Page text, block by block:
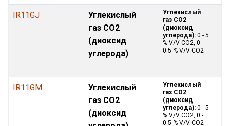
IR11GJ
Углекислый
газ CO2
(диоксид
углерода)
Углекислый
газ CO2
(диоксид
углерода): 0 - 5
% V/V CO2, 0 -
0.5 % V/V CO2
IR11GM
Углекислый
газ CO2
(диоксид
Углекислый
газ CO2
(диоксид
углерода): 0 - 5
% V/V CO2, 0 -
0.5 % V/V CO2